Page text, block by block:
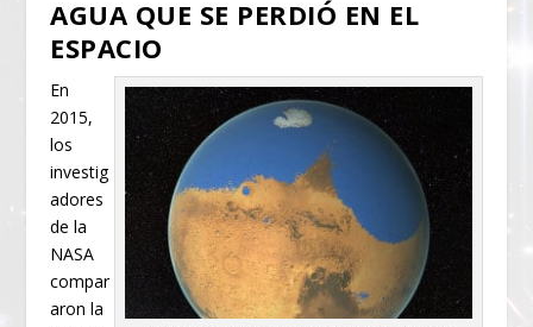
AGUA QUE SE PERDIÓ EN EL
ESPACIO
En
2015,
los
investig
adores
de la
NASA
compar
aron la